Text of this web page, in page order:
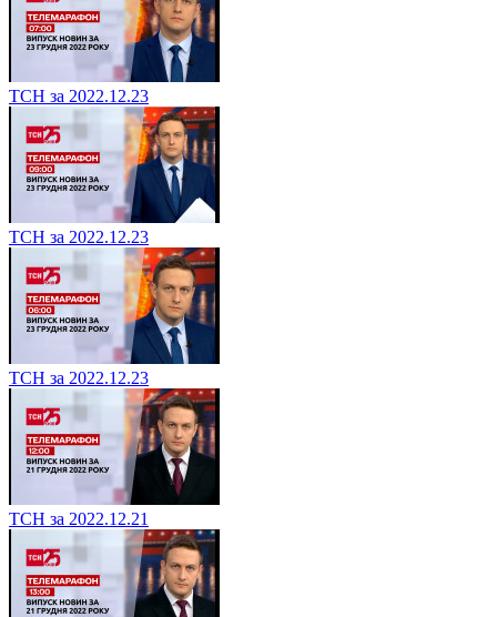
ТСН за 2022.12.23
ТСН за 2022.12.23
ТСН за 2022.12.23
ТСН за 2022.12.21